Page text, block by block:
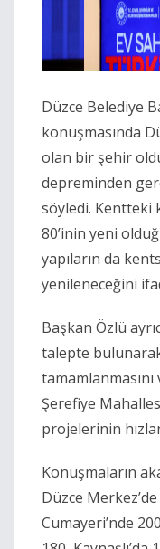
Düzce Belediye
konuşmasında
olan bir şehir
depreminden
söyledi. Kentteki
80’inin yeni
yapıların da
yenileneceğini
Başkan Özlü
talepte
Şerefiye
projelerinin
Konuşmaların
Düzce
Cumayeri’nde